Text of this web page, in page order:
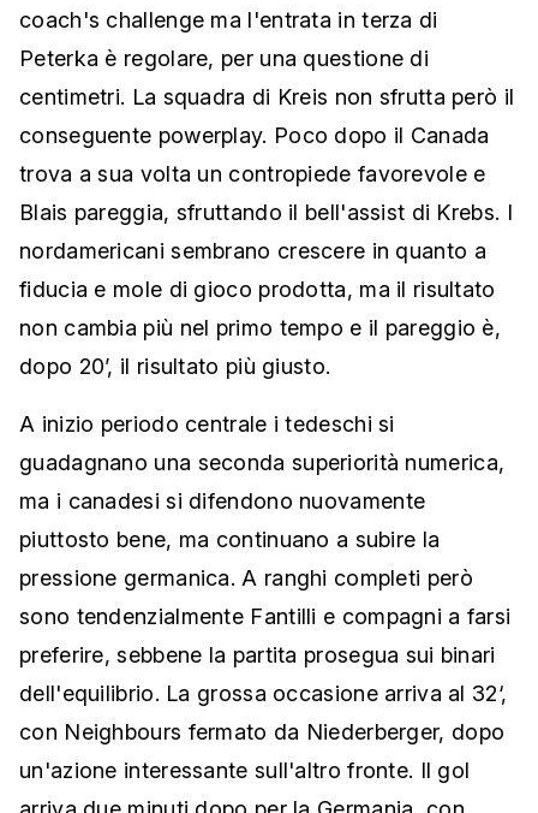
coach's challenge ma l'entrata in terza di
Peterka è regolare, per una questione di
centimetri. La squadra di Kreis non sfrutta però il
conseguente powerplay. Poco dopo il Canada
trova a sua volta un contropiede favorevole e
Blais pareggia, sfruttando il bell'assist di Krebs. I
nordamericani sembrano crescere in quanto a
fiducia e mole di gioco prodotta, ma il risultato
non cambia più nel primo tempo e il pareggio è,
dopo 20’, il risultato più giusto.
A inizio periodo centrale i tedeschi si
guadagnano una seconda superiorità numerica,
ma i canadesi si difendono nuovamente
piuttosto bene, ma continuano a subire la
pressione germanica. A ranghi completi però
sono tendenzialmente Fantilli e compagni a farsi
preferire, sebbene la partita prosegua sui binari
dell'equilibrio. La grossa occasione arriva al 32‘,
con Neighbours fermato da Niederberger, dopo
un'azione interessante sull'altro fronte. Il gol